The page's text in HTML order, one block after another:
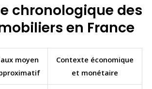
chronologique des
en France
moyen
Contexte économique
et monétaire